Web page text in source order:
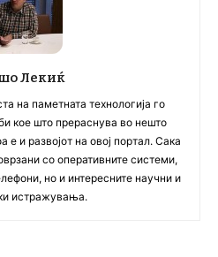
Лекиќ
на паметната технологија го
кое што прераснува во нешто
е и развојот на овој портал. Сака
со оперативните системи,
но и интересните научни и
истражувања.